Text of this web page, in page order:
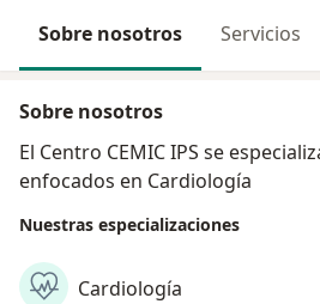
Sobre nosotros Servicios
Sobre nosotros
El Centro CEMIC IPS se
enfocados en Cardiología
Nuestras especializaciones
Cardiología